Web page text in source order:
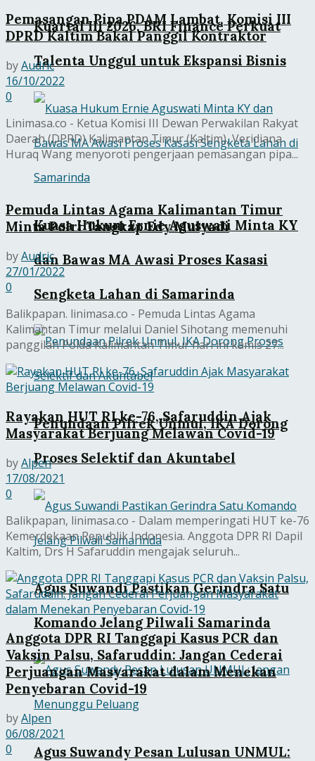
Kuartal III 2026, BRI Finance Perkuat
Talenta Unggul untuk Ekspansi Bisnis
Kuasa Hukum Ernie Aguswati Minta KY
dan Bawas MA Awasi Proses Kasasi
Sengketa Lahan di Samarinda
Penundaan Pilrek Unmul, IKA Dorong
Proses Selektif dan Akuntabel
Agus Suwandi Pastikan Gerindra Satu
Komando Jelang Pilwali Samarinda
Agus Suwandy Pesan Lulusan UNMUL:
Pemasangan Pipa PDAM Lambat, Komisi III
DPRD Kaltim Bakal Panggil Kontraktor
byAudric
16/10/2022
0
Linimasa.co - Ketua Komisi III Dewan Perwakilan Rakyat
Daerah (DPRD) Kalimantan Timur (Kaltim), Veridiana
Huraq Wang menyoroti pengerjaan pemasangan pipa...
Pemuda Lintas Agama Kalimantan Timur
Minta Polri Tangkap Edy Mulyadi
byAudric
27/01/2022
0
Balikpapan. linimasa.co - Pemuda Lintas Agama
Kalimantan Timur melalui Daniel Sihotang memenuhi
panggilan Polda Kalimantan Timur hari ini kamis 27...
Rayakan HUT RI ke-76, Safaruddin Ajak
Masyarakat Berjuang Melawan Covid-19
byAlpen
17/08/2021
0
Balikpapan, linimasa.co - Dalam memperingati HUT ke-76
Kemerdekaan Republik Indonesia. Anggota DPR RI Dapil
Kaltim, Drs H Safaruddin mengajak seluruh...
Anggota DPR RI Tanggapi Kasus PCR dan
Vaksin Palsu, Safaruddin: Jangan Cederai
Perjuangan Masyarakat dalam Menekan
Penyebaran Covid-19
byAlpen
06/08/2021
0